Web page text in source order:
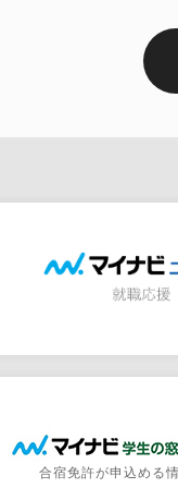
合宿免許が申込める